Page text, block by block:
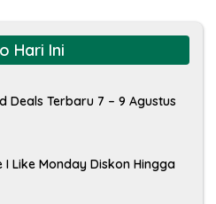
Hari Ini
Deals Terbaru 7 – 9 Agustus
Like Monday Diskon Hingga